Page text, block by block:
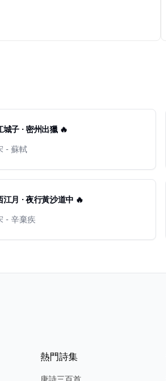
城子 · 密州出獵 🔥
- 蘇軾
江月 · 夜行黃沙道中 🔥
- 辛棄疾
熱門詩集